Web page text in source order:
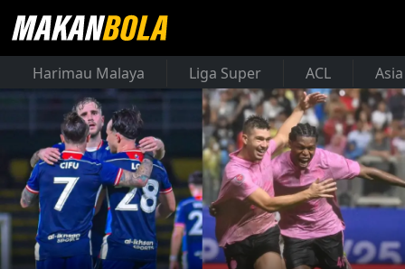
Harimau Malaya Liga Super ACL